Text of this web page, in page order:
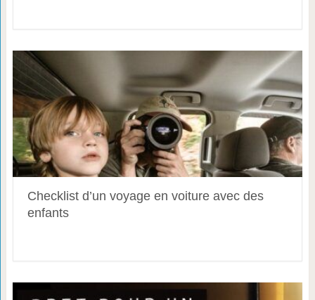
Checklist d’un voyage en voiture avec des
enfants